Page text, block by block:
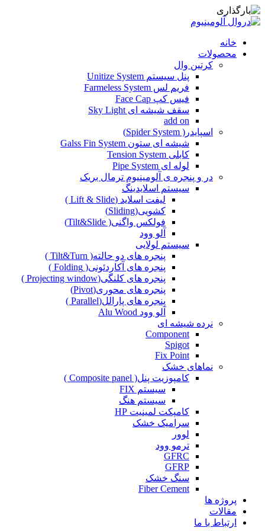
خانه
محصولات
کرتین وال
پنل سیستم Unitize System
فریم لس Farmeless System
فیس کپ Face Cap
سقف شیشه ای Sky Light
add on
اسپایدر( Spider System)
شیشه ای ستون Galss Fin System
کابلی Tension System
لوله ای Pipe System
در و پنجره ی آلومینیوم ترمال بریک
سیستم اسلایدینگ
لیفت اسلاید (Lift & Slide )
کشویی(Sliding)
فولکس واگنی( Tilt&Slide)
آلو وود
سیستم لولایی
پنجره های دو حالته( Tilt&Turn )
پنجره های آکاردئونی( Folding )
پنجره های کلنگی(Projecting window )
پنجره های محوری(Pivot)
پنجره های پارالل(Parallel )
آلو وود Alu Wood
نرده شیشه ای
Component
Spigot
Fix Point
نماهای خشک
کامپوزیت پنل( Composite panel )
سیستم FIX
سیستم هنگ
کامپکت لمینیت HP
سرامیک خشک
لوور
ترمو وود
GFRC
GFRP
سنگ خشک
Fiber Cement
پروژه ها
مقالات
ارتباط با ما